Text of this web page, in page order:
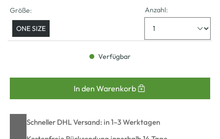
Größe:
ONE SIZE
Anzahl:
Verfügbar
In den Warenkorb
Schneller DHL Versand: in 1–3 Werktagen